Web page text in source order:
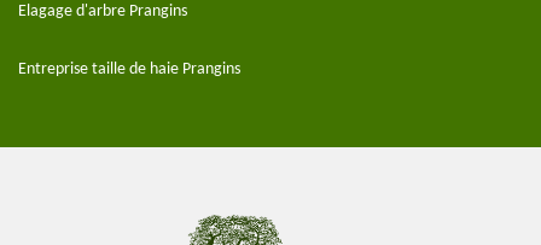
Elagage d'arbre Prangins
Entreprise taille de haie Prangins